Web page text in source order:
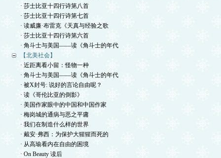
· 莎士比亚十四行诗第八首
· 莎士比亚十四行诗第七首
· 读威廉·布雷克《天真与经验之歌
· 莎士比亚十四行诗第六首
· 角斗士与美国——读《角斗士的年代
【北美社会】
· 近距离看小留：怪物一种
· 角斗士与美国——读《角斗士的年代
· 被X封号: 说好的言论自由呢？
· 读《哥伦比亚的倒影》
· 美国作家眼中的中国和中国作家
· 梅岗城的通病与恶之平庸
· 我们在制造什么样的世界
· 戴安·弗西：为保护大猩猩而死的
· 从高瑜看内在自由的困境
· On Beauty 读后